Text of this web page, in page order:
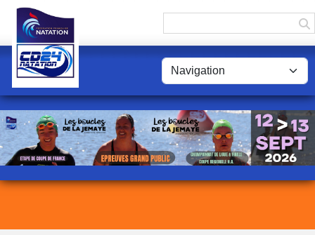
Panneau de gestion des cookies